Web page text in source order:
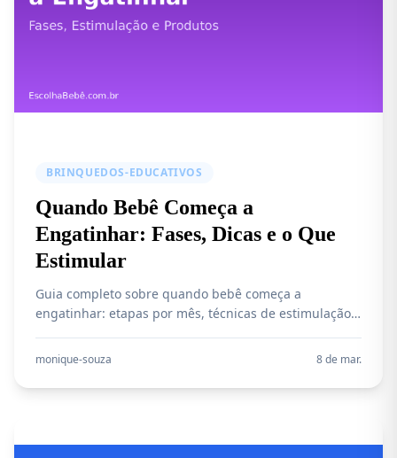
BRINQUEDOS-EDUCATIVOS
Quando Bebê Começa a
Engatinhar: Fases, Dicas e o Que
Estimular
Guia completo sobre quando bebê começa a
engatinhar: etapas por mês, técnicas de estimulação,
pais.
monique-souza 8 de mar.